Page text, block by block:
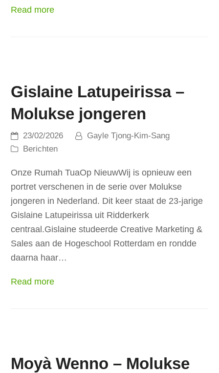
Read more
Gislaine Latupeirissa –
Molukse jongeren
23/02/2026
Gayle Tjong-Kim-Sang
Berichten
Onze Rumah TuaOp NieuwWij is opnieuw een
portret verschenen in de serie over Molukse
jongeren in Nederland. Dit keer staat de 23-jarige
Gislaine Latupeirissa uit Ridderkerk
centraal.Gislaine studeerde Creative Marketing &
Sales aan de Hogeschool Rotterdam en rondde
daarna haar…
Read more
Moyà Wenno – Molukse